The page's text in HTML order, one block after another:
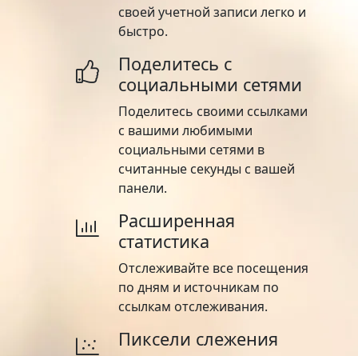
своей учетной записи легко и
быстро.
Поделитесь с
социальными сетями
Поделитесь своими ссылками
с вашими любимыми
социальными сетями в
считанные секунды с вашей
панели.
Расширенная
статистика
Отслеживайте все посещения
по дням и источникам по
ссылкам отслеживания.
Пиксели слежения